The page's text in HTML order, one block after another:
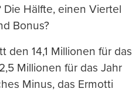
Hälfte, einen Viertel
Bonus?
den 14,1 Millionen für das
Millionen für das Jahr
Minus, das Ermotti